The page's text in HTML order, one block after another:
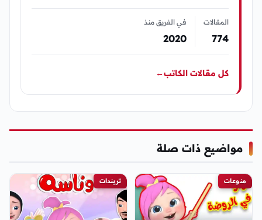
المقالات
774
في الفريق منذ
2020
كل مقالات الكاتب←
مواضيع ذات صلة
منوعات تريندات